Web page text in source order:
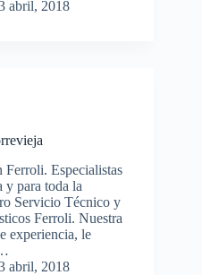
abril, 2018
Especialistas
y para toda la
Servicio Técnico y
Ferroli. Nuestra
experiencia, le
abril, 2018